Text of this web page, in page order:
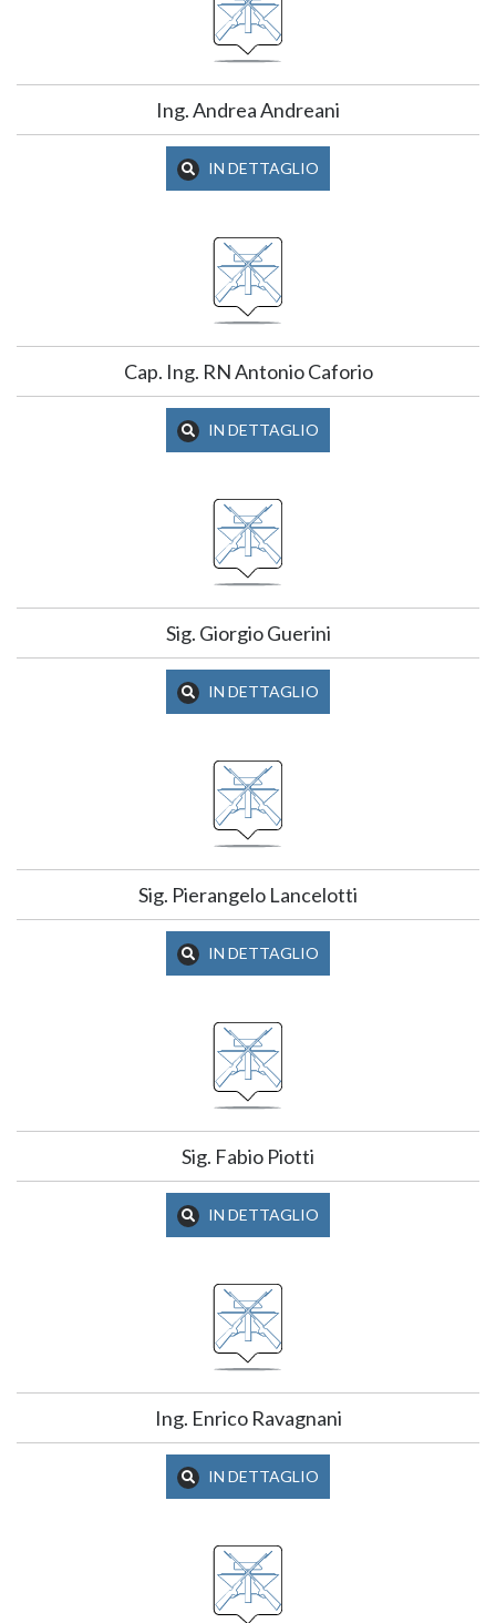
Ing. Andrea Andreani
IN DETTAGLIO
Cap. Ing. RN Antonio Caforio
IN DETTAGLIO
Sig. Giorgio Guerini
IN DETTAGLIO
Sig. Pierangelo Lancelotti
IN DETTAGLIO
Sig. Fabio Piotti
IN DETTAGLIO
Ing. Enrico Ravagnani
IN DETTAGLIO